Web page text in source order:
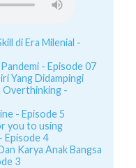
di Era Milenial -
- Episode 07
Yang Didampingi
Overthinking -
- Episode 5
you to using
Episode 4
Karya Anak Bangsa
3